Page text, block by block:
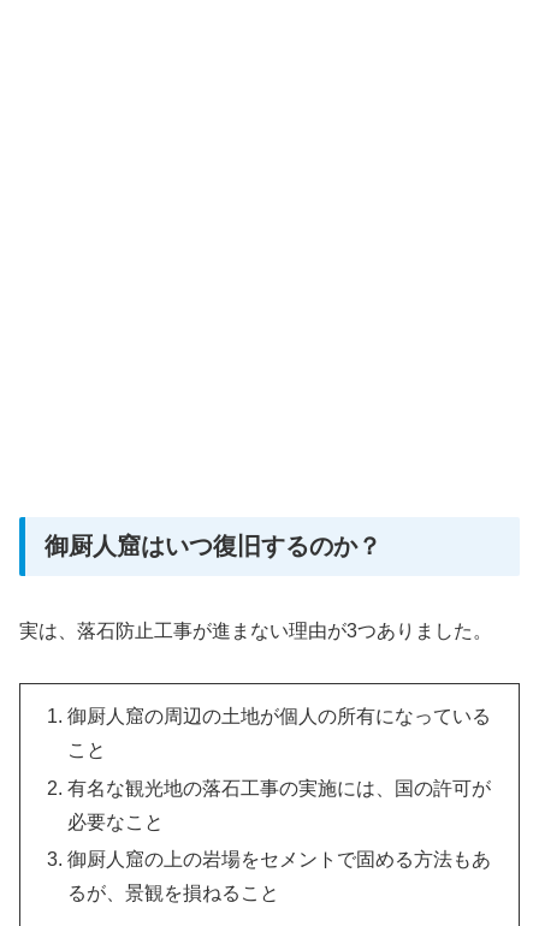
御厨人窟はいつ復旧するのか？
実は、落石防止工事が進まない理由が3つありました。
御厨人窟の周辺の土地が個人の所有になっている
こと
有名な観光地の落石工事の実施には、国の許可が
必要なこと
御厨人窟の上の岩場をセメントで固める方法もあ
るが、景観を損ねること